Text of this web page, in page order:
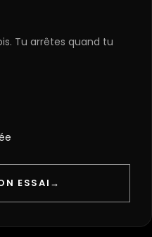
Tu arrêtes quand tu
ESSAI →